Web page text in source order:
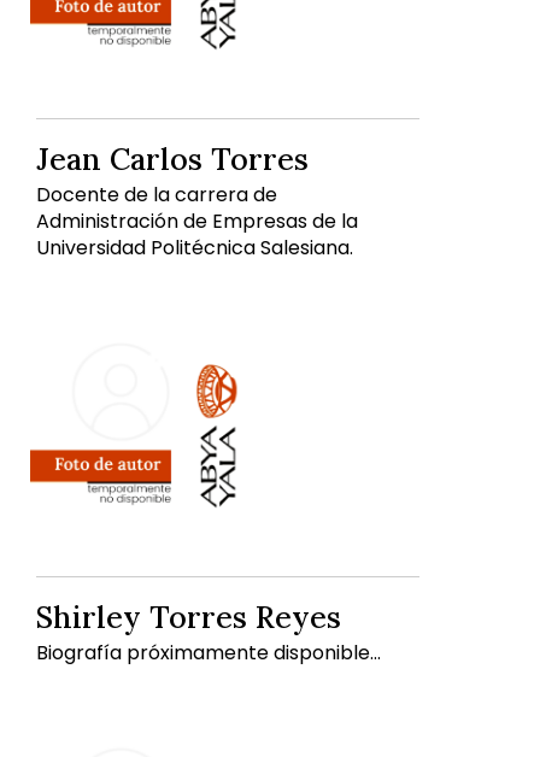
Jean Carlos Torres
Docente de la carrera de
Administración de Empresas de la
Universidad Politécnica Salesiana.
Shirley Torres Reyes
Biografía próximamente disponible...